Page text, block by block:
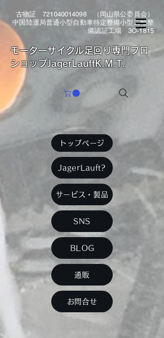
古物証721040014098（岡山県公委員会）
中国陸運局普通小型自動車特定整備小型二輪整
備認証工場 3O-1815
​モーターサイクル足回り専門プロ
ショップJagerLauftK.M.T.
トップページ
JagerLauft?
サービス・製品
SNS
BLOG
通販
お問合せ